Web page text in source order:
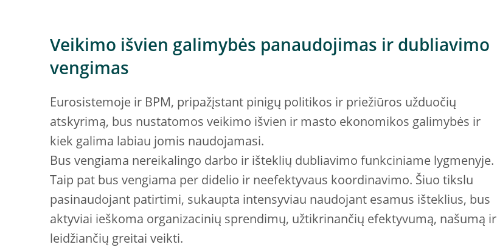
Veikimo išvien galimybės panaudojimas ir dubliavimo
vengimas
Eurosistemoje ir BPM, pripažįstant pinigų politikos ir priežiūros užduočių
atskyrimą, bus nustatomos veikimo išvien ir masto ekonomikos galimybės ir
kiek galima labiau jomis naudojamasi.
Bus vengiama nereikalingo darbo ir išteklių dubliavimo funkciniame lygmenyje.
Taip pat bus vengiama per didelio ir neefektyvaus koordinavimo. Šiuo tikslu
pasinaudojant patirtimi, sukaupta intensyviau naudojant esamus išteklius, bus
aktyviai ieškoma organizacinių sprendimų, užtikrinančių efektyvumą, našumą ir
leidžiančių greitai veikti.